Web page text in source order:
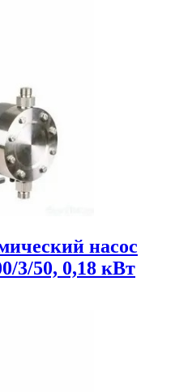
насос
3/50, 0,18 кВт